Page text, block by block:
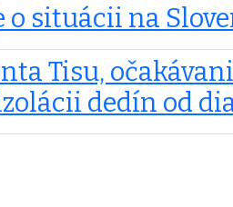
o situácii na
Tisu,
dedín od